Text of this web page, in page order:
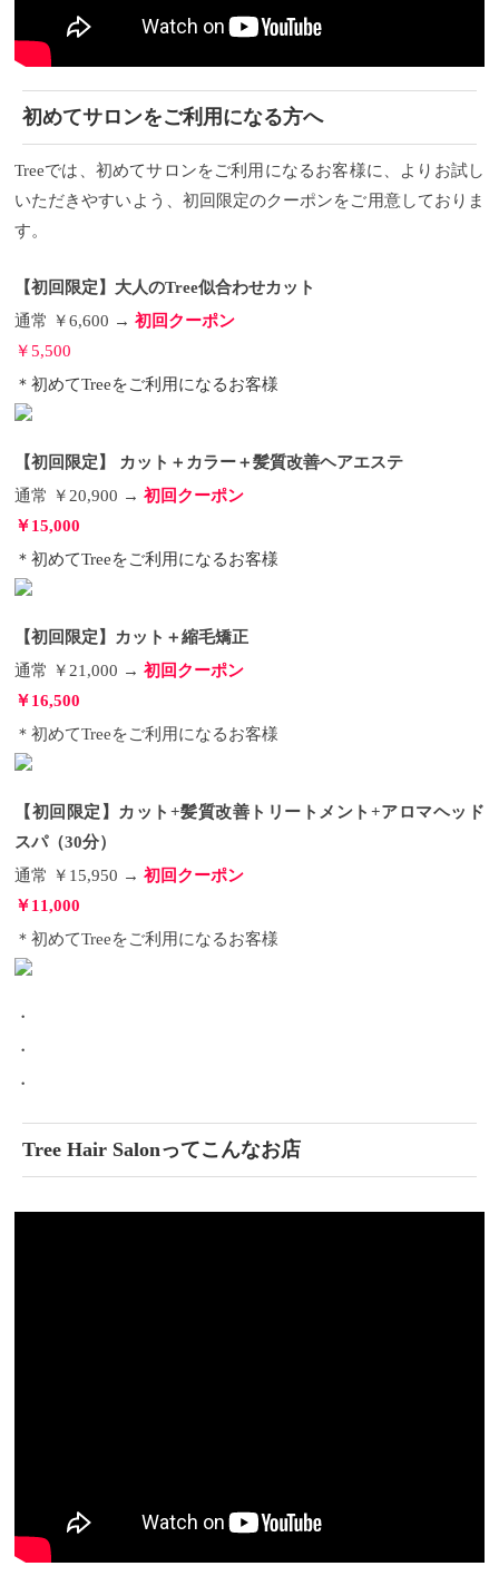
初めてサロンをご利用になる方へ
Treeでは、初めてサロンをご利用になるお客様に、よりお試し
いただきやすいよう、初回限定のクーポンをご用意しておりま
す。
【初回限定】大人のTree似合わせカット
通常 ￥6,600 → 初回クーポン
￥5,500
＊初めてTreeをご利用になるお客様
【初回限定】 カット＋カラー＋髪質改善ヘアエステ
通常 ￥20,900 → 初回クーポン
￥15,000
＊初めてTreeをご利用になるお客様
【初回限定】カット＋縮毛矯正
通常 ￥21,000 → 初回クーポン
￥16,500
＊初めてTreeをご利用になるお客様
【初回限定】カット+髪質改善トリートメント+アロマヘッド
スパ（30分）
通常 ￥15,950 → 初回クーポン
￥11,000
＊初めてTreeをご利用になるお客様
・
・
・
Tree Hair Salonってこんなお店